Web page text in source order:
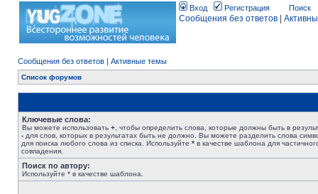
Вход Регистрация Поиск
Сообщения без ответов
Сообщения без ответов | Активные темы
Список форумов
Ключевые слова:
Вы можете использовать + , чтобы определить слова, которые должны быть в
- для слов, которых в результатах быть не должно. Вы можете разделить слова
для поиска любого слова из списка. Используйте * в качестве шаблона для
совпадения.
Поиск по автору:
Используйте * в качестве шаблона.